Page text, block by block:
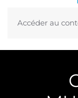
Accéder au
Menu